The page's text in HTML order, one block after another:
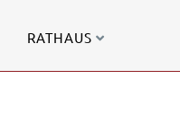
RATHAUS